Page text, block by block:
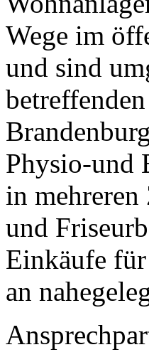
Wege im
und sind
Physio-und
in
und
Einkäufe
an